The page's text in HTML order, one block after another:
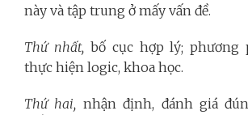
này và tập trung ở mấy vấn đề.
Thứ nhất,bố cục hợp lý; phương
thực hiện logic, khoa học.
Thứ hai, nhận định, đánh giá